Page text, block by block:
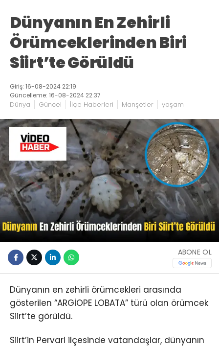
Dünyanın En Zehirli
Örümceklerinden Biri
Siirt’te Görüldü
Giriş: 16-08-2024 22:19
Güncelleme: 16-08-2024 22:37
Dünya Güncel İlçe Haberleri Manşetler yaşam
ABONE OL
Dünyanın en zehirli örümcekleri arasında
gösterilen “ARGİOPE LOBATA” türü olan örümcek
Siirt’te görüldü.
Siirt’in Pervari ilçesinde vatandaşlar, dünyanın